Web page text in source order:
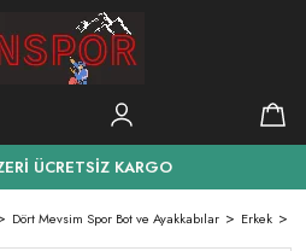
ÜCRETSİZ KARGO
Dört Mevsim Spor Bot ve Ayakkabılar Erkek